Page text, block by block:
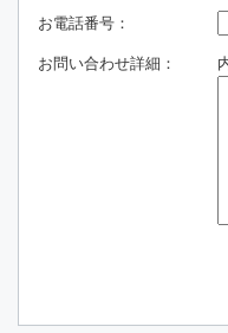
お電話番号：
お問い合わせ詳細：